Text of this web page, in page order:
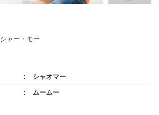
シャー・モー
シャオマー
ムームー